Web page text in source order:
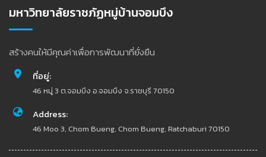
มหาวิทยาลัยราชภัฏหมู่บ้านจอมบึง
สร้างคนให้มีคุณค่าเพื่อการพัฒนาที่ยั่งยืน
ที่อยู่:
46 หมู่ 3 ต.จอมบึง อ.จอมบึง จ.ราชบุรี 70150
Address:
46 Moo 3, Chom Bueng, Chom Bueng, Ratchaburi 70150